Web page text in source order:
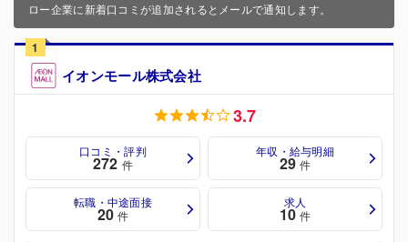
ロー企業に新着口コミが追加されるとメールで通知します。
1
イオンモール株式会社
3.7
口コミ・評判
272 件
年収・給与明細
29 件
転職・中途面接
20 件
求人
10 件